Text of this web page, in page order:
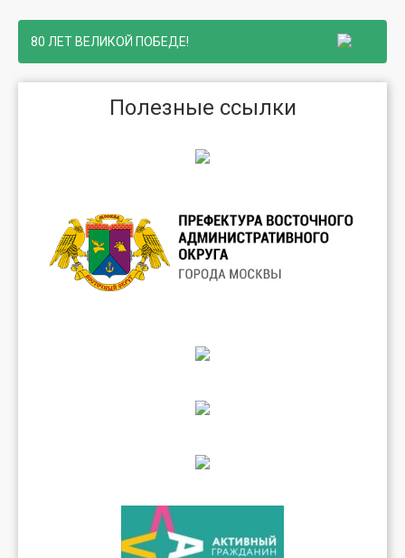
80 ЛЕТ ВЕЛИКОЙ ПОБЕДЕ!
Полезные ссылки